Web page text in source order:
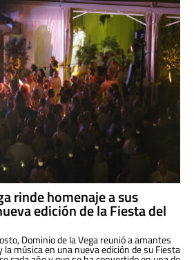
rinde homenaje a sus
edición de la Fiesta del
Dominio de la Vega reunió a amantes
música en una nueva edición de su Fiesta